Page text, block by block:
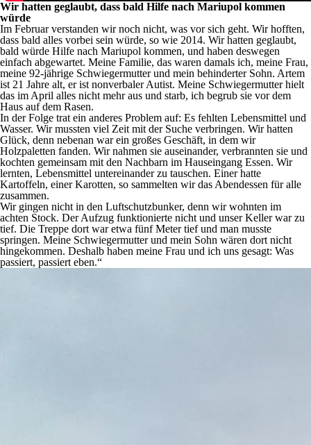
Wir hatten geglaubt, dass bald Hilfe nach Mariupol kommen
würde
Im Februar verstanden wir noch nicht, was vor sich geht. Wir hofften,
dass bald alles vorbei sein würde, so wie 2014. Wir hatten geglaubt,
bald würde Hilfe nach Mariupol kommen, und haben deswegen
einfach abgewartet. Meine Familie, das waren damals ich, meine Frau,
meine 92-jährige Schwiegermutter und mein behinderter Sohn. Artem
ist 21 Jahre alt, er ist nonverbaler Autist. Meine Schwiegermutter hielt
das im April alles nicht mehr aus und starb, ich begrub sie vor dem
Haus auf dem Rasen.
In der Folge trat ein anderes Problem auf: Es fehlten Lebensmittel und
Wasser. Wir mussten viel Zeit mit der Suche verbringen. Wir hatten
Glück, denn nebenan war ein großes Geschäft, in dem wir
Holzpaletten fanden. Wir nahmen sie auseinander, verbrannten sie und
kochten gemeinsam mit den Nachbarn im Hauseingang Essen. Wir
lernten, Lebensmittel untereinander zu tauschen. Einer hatte
Kartoffeln, einer Karotten, so sammelten wir das Abendessen für alle
zusammen.
Wir gingen nicht in den Luftschutzbunker, denn wir wohnten im
achten Stock. Der Aufzug funktionierte nicht und unser Keller war zu
tief. Die Treppe dort war etwa fünf Meter tief und man musste
springen. Meine Schwiegermutter und mein Sohn wären dort nicht
hingekommen. Deshalb haben meine Frau und ich uns gesagt: Was
passiert, passiert eben.“